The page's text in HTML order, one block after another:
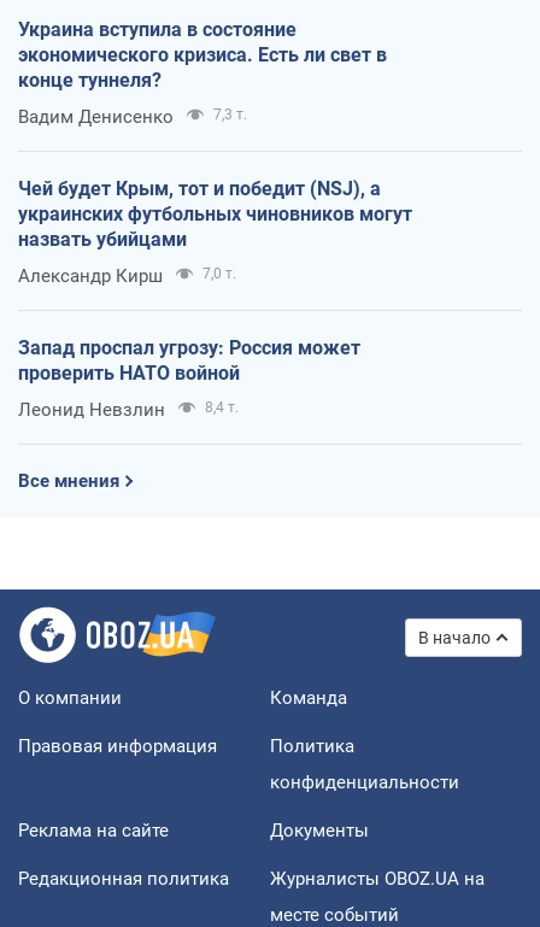
Украина вступила в состояние
экономического кризиса. Есть ли свет в
конце туннеля?
Вадим Денисенко 7,3 т.
Чей будет Крым, тот и победит (NSJ), а
украинских футбольных чиновников могут
назвать убийцами
Александр Кирш 7,0 т.
Запад проспал угрозу: Россия может
проверить НАТО войной
Леонид Невзлин 8,4 т.
Все мнения
В начало
О компании Команда
Правовая информация
Политика
конфиденциальности
Реклама на сайте Документы
Редакционная политика
Журналисты OBOZ.UA на
месте событий